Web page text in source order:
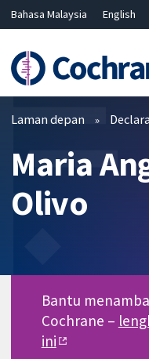
Bahasa Malaysia English
Hrvatski
Deutsch ไทย
简体中文
Penapis
Laman depan
Maria
Olivo
Bantu
Cochrane –
ini